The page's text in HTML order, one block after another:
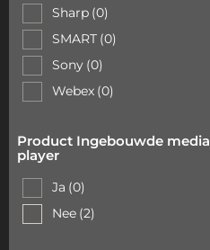
Sharp (0)
SMART (0)
Sony (0)
Webex (0)
Product Ingebouwde media
player
Ja (0)
Nee (2)